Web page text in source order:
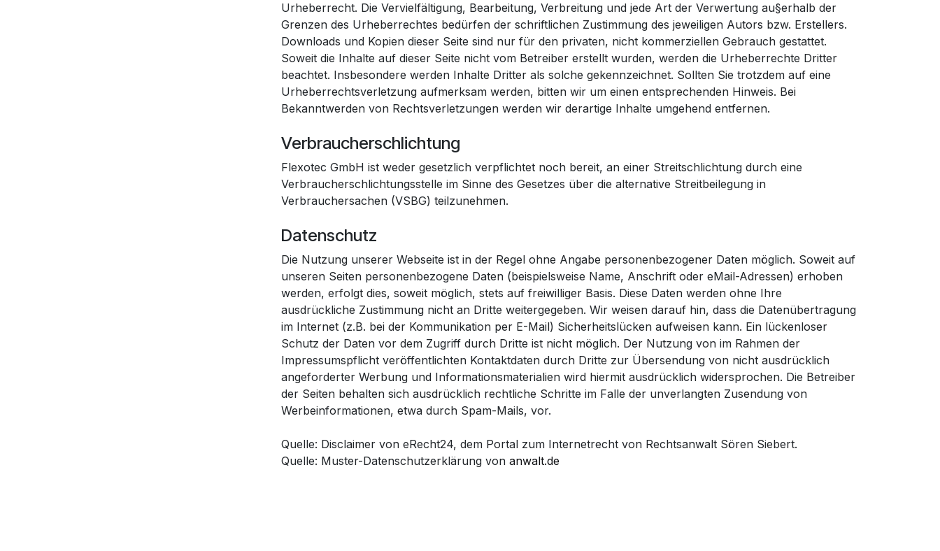
Urheberrecht. Die Vervielfältigung, Bearbeitung, Verbreitung und jede Art der Verwertung au§erhalb der
Grenzen des Urheberrechtes bedürfen der schriftlichen Zustimmung des jeweiligen Autors bzw. Erstellers.
Downloads und Kopien dieser Seite sind nur für den privaten, nicht kommerziellen Gebrauch gestattet.
Soweit die Inhalte auf dieser Seite nicht vom Betreiber erstellt wurden, werden die Urheberrechte Dritter
beachtet. Insbesondere werden Inhalte Dritter als solche gekennzeichnet. Sollten Sie trotzdem auf eine
Urheberrechtsverletzung aufmerksam werden, bitten wir um einen entsprechenden Hinweis. Bei
Bekanntwerden von Rechtsverletzungen werden wir derartige Inhalte umgehend entfernen.
Verbraucherschlichtung
Flexotec GmbH ist weder gesetzlich verpflichtet noch bereit, an einer Streitschlichtung durch eine
Verbraucherschlichtungsstelle im Sinne des Gesetzes über die alternative Streitbeilegung in
Verbrauchersachen (VSBG) teilzunehmen.
Datenschutz
Die Nutzung unserer Webseite ist in der Regel ohne Angabe personenbezogener Daten möglich. Soweit auf
unseren Seiten personenbezogene Daten (beispielsweise Name, Anschrift oder eMail-Adressen) erhoben
werden, erfolgt dies, soweit möglich, stets auf freiwilliger Basis. Diese Daten werden ohne Ihre
ausdrückliche Zustimmung nicht an Dritte weitergegeben. Wir weisen darauf hin, dass die Datenübertragung
im Internet (z.B. bei der Kommunikation per E-Mail) Sicherheitslücken aufweisen kann. Ein lückenloser
Schutz der Daten vor dem Zugriff durch Dritte ist nicht möglich. Der Nutzung von im Rahmen der
Impressumspflicht veröffentlichten Kontaktdaten durch Dritte zur Übersendung von nicht ausdrücklich
angeforderter Werbung und Informationsmaterialien wird hiermit ausdrücklich widersprochen. Die Betreiber
der Seiten behalten sich ausdrücklich rechtliche Schritte im Falle der unverlangten Zusendung von
Werbeinformationen, etwa durch Spam-Mails, vor.
Quelle: Disclaimer von eRecht24, dem Portal zum Internetrecht von Rechtsanwalt Sören Siebert.
Quelle: Muster-Datenschutzerklärung von anwalt.de